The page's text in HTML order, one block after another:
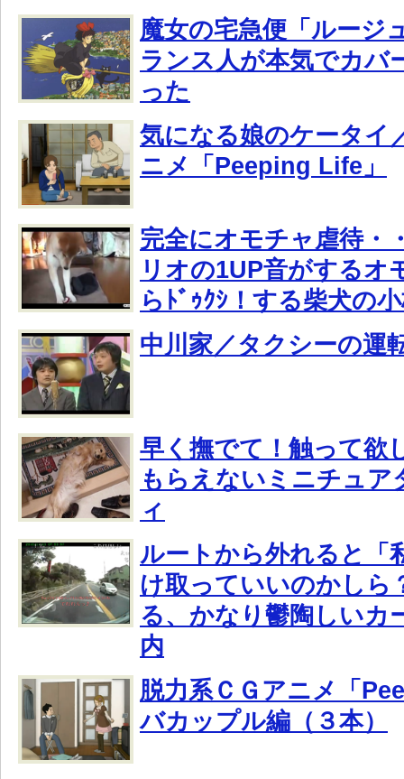
魔女の宅急便「ルージ
ランス人が本気でカバ
った
気になる娘のケータイ
ニメ「Peeping Life」
完全にオモチャ虐待・
リオの1UP音がするオ
らﾄﾞｩｸｼ！する柴犬の
中川家／タクシーの運
早く撫でて！触って欲
もらえないミニチュア
ィ
ルートから外れると「
け取っていいのかしら
る、かなり鬱陶しいカ
内
脱力系ＣＧアニメ「
バカップル編（３本）